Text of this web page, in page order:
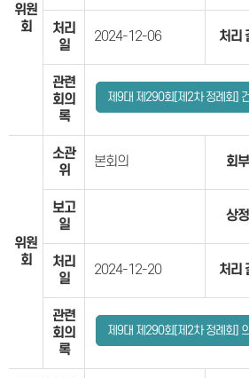
위원
회
처리
일
2024-12-06 처리
관련
회의
록
제9대 제290회[제2차 정례회]
위원
회
소관
위
본회의 회
보고
일
상
처리
일
2024-12-20 처리
관련
회의
록
제9대 제290회[제2차 정례회]